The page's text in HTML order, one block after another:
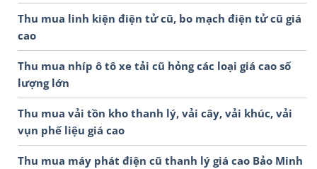
Thu mua linh kiện điện tử cũ, bo mạch điện tử cũ giá
cao
Thu mua nhíp ô tô xe tải cũ hỏng các loại giá cao số
lượng lớn
Thu mua vải tồn kho thanh lý, vải cây, vải khúc, vải
vụn phế liệu giá cao
Thu mua máy phát điện cũ thanh lý giá cao Bảo Minh